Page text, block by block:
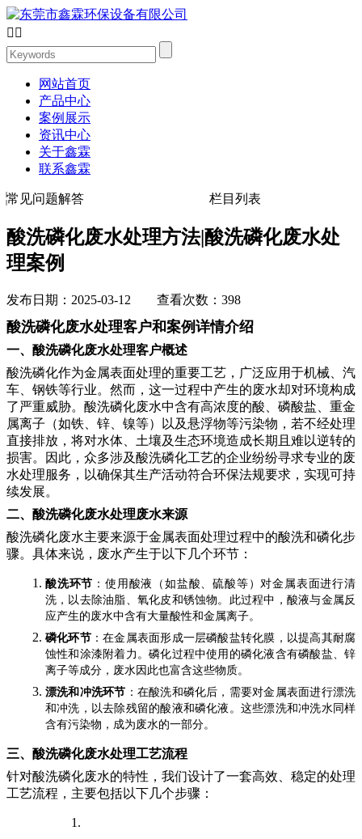
 
网站首页
产品中心
案例展示
资讯中心
关于鑫霖
联系鑫霖
常见问题解答 栏目列表
酸洗磷化废水处理方法|酸洗磷化废水处
理案例
发布日期：2025-03-12 查看次数：398
酸洗磷化废水处理客户和案例详情介绍
一、酸洗磷化废水处理客户概述
酸洗磷化作为金属表面处理的重要工艺，广泛应用于机械、汽
车、钢铁等行业。然而，这一过程中产生的废水却对环境构成
了严重威胁。酸洗磷化废水中含有高浓度的酸、磷酸盐、重金
属离子（如铁、锌、镍等）以及悬浮物等污染物，若不经处理
直接排放，将对水体、土壤及生态环境造成长期且难以逆转的
损害。因此，众多涉及酸洗磷化工艺的企业纷纷寻求专业的废
水处理服务，以确保其生产活动符合环保法规要求，实现可持
续发展。
二、酸洗磷化废水处理废水来源
酸洗磷化废水主要来源于金属表面处理过程中的酸洗和磷化步
骤。具体来说，废水产生于以下几个环节：
酸洗环节 ：使用酸液（如盐酸、硫酸等）对金属表面进行清
洗，以去除油脂、氧化皮和锈蚀物。此过程中，酸液与金属反
应产生的废水中含有大量酸性和金属离子。
磷化环节：在金属表面形成一层磷酸盐转化膜，以提高其耐腐
蚀性和涂漆附着力。磷化过程中使用的磷化液含有磷酸盐、锌
离子等成分，废水因此也富含这些物质。
漂洗和冲洗环节 ：在酸洗和磷化后，需要对金属表面进行漂洗
和冲洗，以去除残留的酸液和磷化液。这些漂洗和冲洗水同样
含有污染物，成为废水的一部分。
三、酸洗磷化废水处理工艺流程
针对酸洗磷化废水的特性，我们设计了一套高效、稳定的处理
工艺流程，主要包括以下几个步骤：